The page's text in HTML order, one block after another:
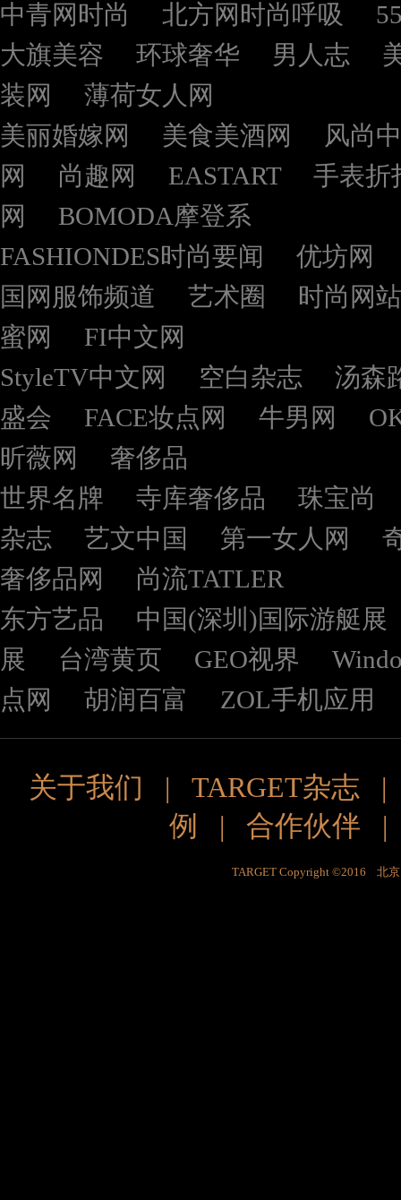
中青网时尚 北方网时尚呼吸
大旗美容
环球奢华 男人志
装网
薄荷女人网
美丽婚嫁网
美食美酒网
风尚
网
尚趣网 EASTART
手表折
网
BOMODA摩登系
FASHIONDES时尚要闻
优坊网
国网服饰频道
艺术圈
时尚网站
蜜网
FI中文网
StyleTV中文网
空白杂志
汤森
盛会
FACE妆点网 牛男网
昕薇网
奢侈品
世界名牌
寺库奢侈品
珠宝尚
杂志
艺文中国 第一女人网
奢侈品网
尚流TATLER
东方艺品
中国(深圳)国际游艇展
展
台湾黄页 GEO视界
点网
胡润百富 ZOL手机应用
关于我们 | TARGET杂志
例
| 合作伙伴
TARGET Copyright ©2016 北